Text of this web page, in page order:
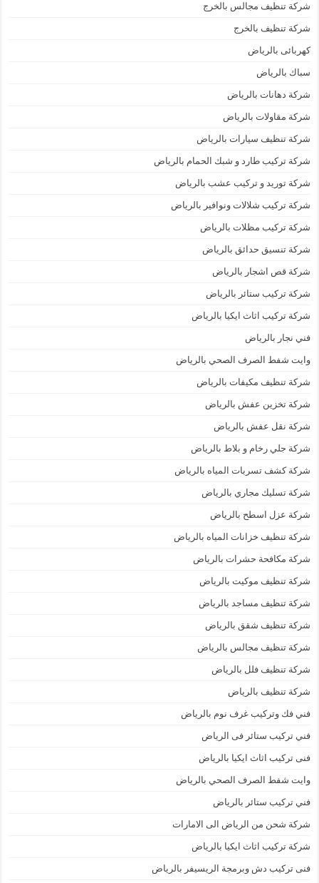
شركة تنظيف مجالس بالخرج
شركة تنظيف بالخرج
كهربائى بالرياض
سباك بالرياض
شركة دهانات بالرياض
شركة مقاولات بالرياض
شركة تنظيف سيارات بالرياض
شركة تركيب طارد و شبك الحمام بالرياض
شركة توريد و تركيب عشب بالرياض
شركة تركيب شلالات ونوافير بالرياض
شركة تركيب مظلات بالرياض
شركة تنسيق حدائق بالرياض
شركة قص اشجار بالرياض
شركة تركيب ستائر بالرياض
شركة تركيب اثاث ايكيا بالرياض
فني نجار بالرياض
وايت شفط الصرف الصحي بالرياض
شركة تنظيف مكيفات بالرياض
شركة تخزين عفش بالرياض
شركة نقل عفش بالرياض
شركة جلي رخام و بلاط بالرياض
شركة كشف تسربات المياه بالرياض
شركة تسليك مجاري بالرياض
شركة عزل اسطح بالرياض
شركة تنظيف خزانات المياه بالرياض
شركة مكافحة حشرات بالرياض
شركة تنظيف موكيت بالرياض
شركة تنظيف مساجد بالرياض
شركة تنظيف شقق بالرياض
شركة تنظيف مجالس بالرياض
شركة تنظيف فلل بالرياض
شركة تنظيف بالرياض
فني فك وتركيب غرف نوم بالرياض
فني تركيب ستائر فى الرياض
فنى تركيب اثاث ايكيا بالرياض
وايت شفط الصرف الصحي بالرياض
فني تركيب ستائر بالرياض
شركة شحن من الرياض الى الامارات
شركة تركيب اثاث ايكيا بالرياض
فنى تركيب دش وبرمجة الريسيفر بالرياض